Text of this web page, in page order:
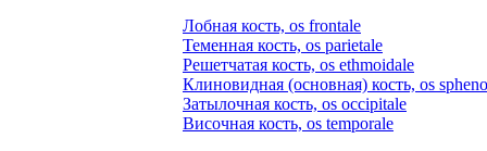
Лобная кость, os frontale
Теменная кость, os parietale
Решетчатая кость, os ethmoidale
Клиновидная (основная) кость, os
Затылочная кость, os occipitale
Височная кость, os temporale